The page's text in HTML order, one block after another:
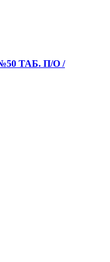
ТАБ. П/О /